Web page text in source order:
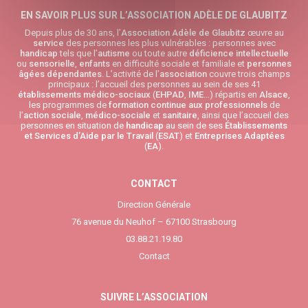
EN SAVOIR PLUS SUR L’ASSOCIATION ADÈLE DE GLAUBITZ
Depuis plus de 30 ans, l’Association Adèle de Glaubitz œuvre au
service des personnes les plus vulnérables : personnes avec
handicap tels que l’autisme ou toute autredéficience intellectuelle
ou sensorielle, enfants en difficulté sociale et familiale et personnes
âgées dépendantes. L’activité de l’associationcouvre trois champs
principaux : l’accueil des personnes au sein de ses 41
établissements médico-sociaux (EHPAD, IME…) répartis en Alsace,
les programmes de formation continue aux professionnelsde
l’action sociale, médico-sociale et sanitaire, ainsi que l’accueil des
personnes en situation de handicap au sein de ses Établissements
et Services d’Aide par le Travail (ESAT) et Entreprises Adaptées
(EA).
CONTACT
Direction Générale
76 avenue du Neuhof – 67100 Strasbourg
03.88.21.19.80
Contact
SUIVRE L’ASSOCIATION